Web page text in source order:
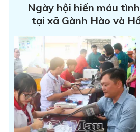
Ngày hội hiến máu
tại xã Gành Hào và